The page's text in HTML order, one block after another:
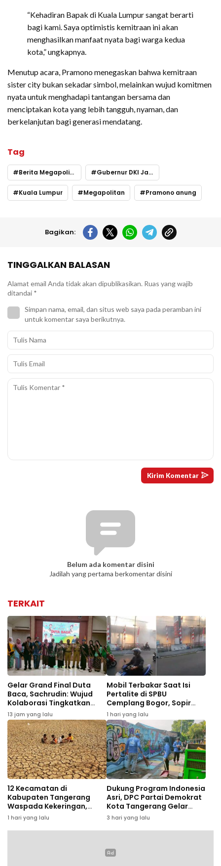
“Kehadiran Bapak di Kuala Lumpur sangat berarti
bagi kami. Saya optimistis kemitraan ini akan
menghasilkan manfaat nyata bagi warga kedua
kota,” ungkapnya.
Menutup acara, Pramono menegaskan bahwa kemitraan
sister city bukan sekadar simbol, melainkan wujud komitmen
nyata untuk menghadapi tantangan bersama dan
menciptakan kota yang lebih tangguh, nyaman, dan
berkelanjutan bagi generasi mendatang.
Tag
Berita Megapolitan Gubernur DKI Jakarta
Kuala Lumpur Megapolitan Pramono anung
Bagikan:
TINGGALKAN BALASAN
Alamat email Anda tidak akan dipublikasikan. Ruas yang wajib
ditandai *
Simpan nama, email, dan situs web saya pada peramban ini
untuk komentar saya berikutnya.
Belum ada komentar disini
Jadilah yang pertama berkomentar disini
TERKAIT
Gelar Grand Final Duta
Baca, Sachrudin: Wujud
Kolaborasi Tingkatkan
Literasi Anak Muda
13 jam yang lalu
Mobil Terbakar Saat Isi
Pertalite di SPBU
Cemplang Bogor, Sopir
Luka Bakar
1 hari yang lalu
12 Kecamatan di
Kabupaten Tangerang
Waspada Kekeringan,
Pemkab Siapkan Distribusi
Air Bersih
1 hari yang lalu
Dukung Program Indonesia
Asri, DPC Partai Demokrat
Kota Tangerang Gelar
Gerakan Langit Biru dan
Aksi Tanam Pohon
3 hari yang lalu